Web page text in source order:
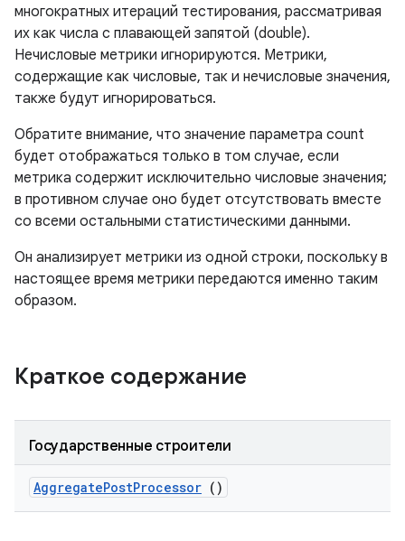
многократных итераций тестирования, рассматривая
их как числа с плавающей запятой (double).
Нечисловые метрики игнорируются. Метрики,
содержащие как числовые, так и нечисловые значения,
также будут игнорироваться.
Обратите внимание, что значение параметра count
будет отображаться только в том случае, если
метрика содержит исключительно числовые значения;
в противном случае оно будет отсутствовать вместе
со всеми остальными статистическими данными.
Он анализирует метрики из одной строки, поскольку в
настоящее время метрики передаются именно таким
образом.
Краткое содержание
Государственные строители
AggregatePostProcessor ()